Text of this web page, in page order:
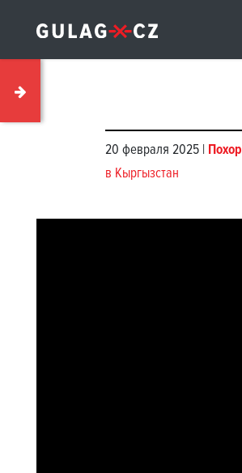
20 февраля 2025 |
в Кыргызстан